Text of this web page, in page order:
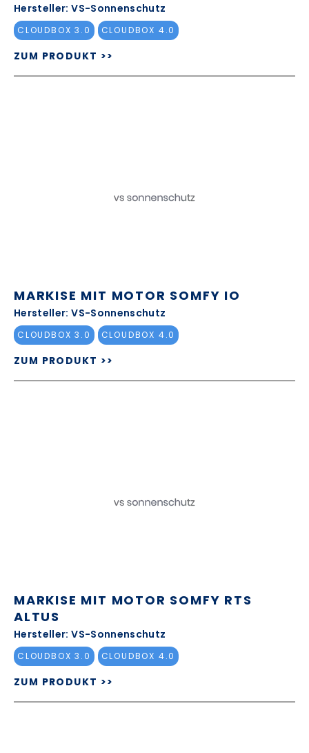
Hersteller: VS-Sonnenschutz
CLOUDBOX 3.0 CLOUDBOX 4.0
ZUM PRODUKT >>
MARKISE MIT MOTOR SOMFY IO
Hersteller: VS-Sonnenschutz
CLOUDBOX 3.0 CLOUDBOX 4.0
ZUM PRODUKT >>
MARKISE MIT MOTOR SOMFY RTS
ALTUS
Hersteller: VS-Sonnenschutz
CLOUDBOX 3.0 CLOUDBOX 4.0
ZUM PRODUKT >>